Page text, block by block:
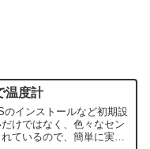
温度計
のインストールなど初期設
けではなく、色々なセン
ているので、簡単に実験